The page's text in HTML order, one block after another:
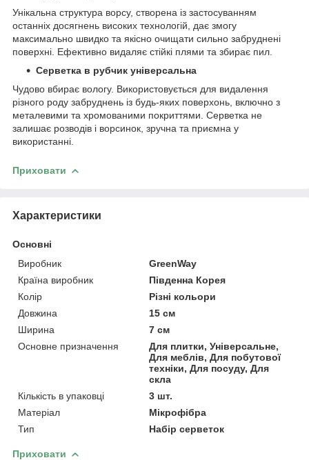
Унікальна структура ворсу, створена із застосуванням
останніх досягнень високих технологій, дає змогу
максимально швидко та якісно очищати сильно забруднені
поверхні. Ефективно видаляє стійкі плями та збирає пил.
Серветка в рубчик універсальна
Чудово вбирає вологу. Використовується для видалення
різного роду забруднень із будь-яких поверхонь, включно з
металевими та хромованими покриттями. Серветка не
залишає розводів і ворсинок, зручна та приємна у
використанні.
Приховати
Характеристики
Основні
Виробник
GreenWay
Країна виробник
Південна Корея
Колір
Різні кольори
Довжина
15 см
Ширина
7 см
Основне призначення
Для плитки, Універсальне,
Для меблів, Для побутової
техніки, Для посуду, Для
скла
Кількість в упаковці
3 шт.
Матеріал
Мікрофібра
Тип
Набір серветок
Приховати